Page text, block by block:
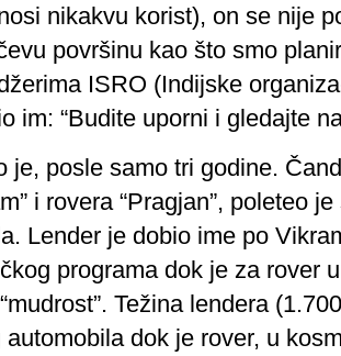
nikakvu korist), on se nije
površinu kao što smo
ISRO (Indijske
im: “Budite uporni i gledajte
je, posle samo tri godine.
i rovera “Pragjan”, poleteo
Lender je dobio ime po
programa dok je za rover
Težina lendera
automobila dok je rover, u